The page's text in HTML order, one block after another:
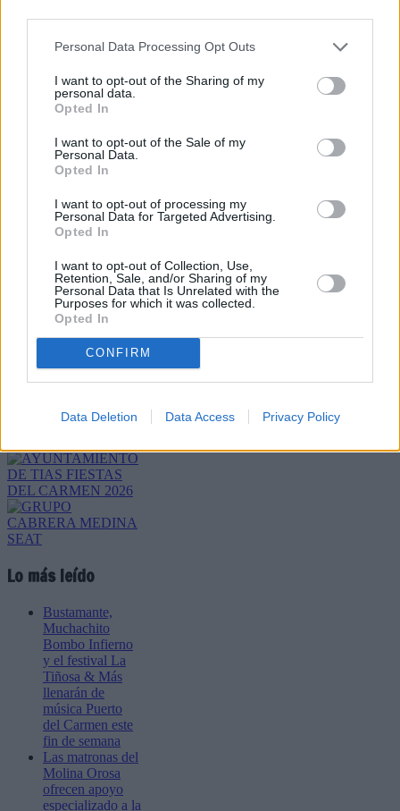
Personal Data Processing Opt Outs
I want to opt-out of the Sharing of my
personal data.
Opted In
I want to opt-out of the Sale of my
Personal Data.
Opted In
I want to opt-out of processing my
Personal Data for Targeted Advertising.
Opted In
I want to opt-out of Collection, Use,
Retention, Sale, and/or Sharing of my
Personal Data that Is Unrelated with the
Purposes for which it was collected.
Opted In
CONFIRM
Data Deletion Data Access Privacy Policy
Escribir un comentario
Nombre
(requerido)
Refescar
Lo más leído
Bustamante,
Muchachito
Bombo Infierno
y el festival La
Tiñosa & Más
llenarán de
música Puerto
del Carmen este
fin de semana
Las matronas del
Molina Orosa
ofrecen apoyo
especializado a la